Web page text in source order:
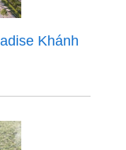
Khánh